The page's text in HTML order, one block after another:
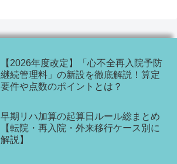
【2026年度改定】「心不全再入院予防
継続管理料」の新設を徹底解説！算定
要件や点数のポイントとは？
早期リハ加算の起算日ルール総まとめ
【転院・再入院・外来移行ケース別に
解説】